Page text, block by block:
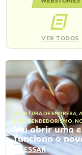
VER TODOS
ABERTURA DE EMPRESA,
EMPREENDEDORISMO,
Vai abrir uma
funciona o
ACESSAR